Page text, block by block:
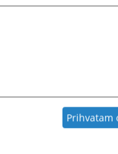
Prihvatam